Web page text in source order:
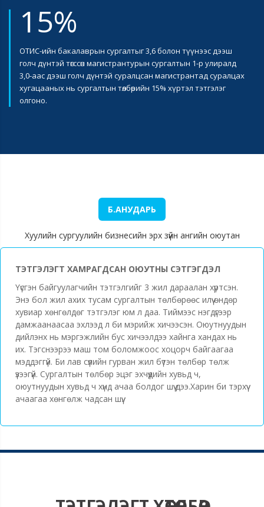
15%
ОТИС-ийн бакалаврын сургалтыг 3,6 болон түүнээс дээш
голч дүнтэй төгссөн магистрантурын сургалтын 1-р улиралд
3,0-аас дээш голч дүнтэй суралцсан магистрантад суралцах
хугацааных нь сургалтын төлбөрийн 15% хүртэл тэтгэлэг
олгоно.
Б.АНУДАРЬ
Хуулийн сургуулийн бизнесийн эрх зүйн ангийн оюутан
ТЭТГЭЛЭГТ ХАМРАГДСАН ОЮУТНЫ СЭТГЭГДЭЛ
Үүсгэн байгуулагчийн тэтгэлгийг 3 жил дараалан хүртсэн.
Энэ бол жил ахих тусам сургалтын төлбөрөөс илүү өндөр
хувиар хөнгөлдөг тэтгэлэг юм л даа. Тиймээс нэгдүгээр
дамжаанаасаа эхлээд л би мэрийж хичээсэн. Оюутнуудын
дийлэнх нь мэргэжлийн бус хичээлдээ хайнга хандах нь
их. Тэгснээрээ маш том боломжоос хоцорч байгаагаа
мэддэггүй. Би лав сүүлийн гурван жил бүтэн төлбөр төлж
үзээгүй. Сургалтын төлбөр эцэг эхчүүдийн хувьд ч,
оюутнуудын хувьд ч хүнд ачаа болдог шүү дээ.Харин би тэрхүү
ачаагаа хөнгөлж чадсан шүү.